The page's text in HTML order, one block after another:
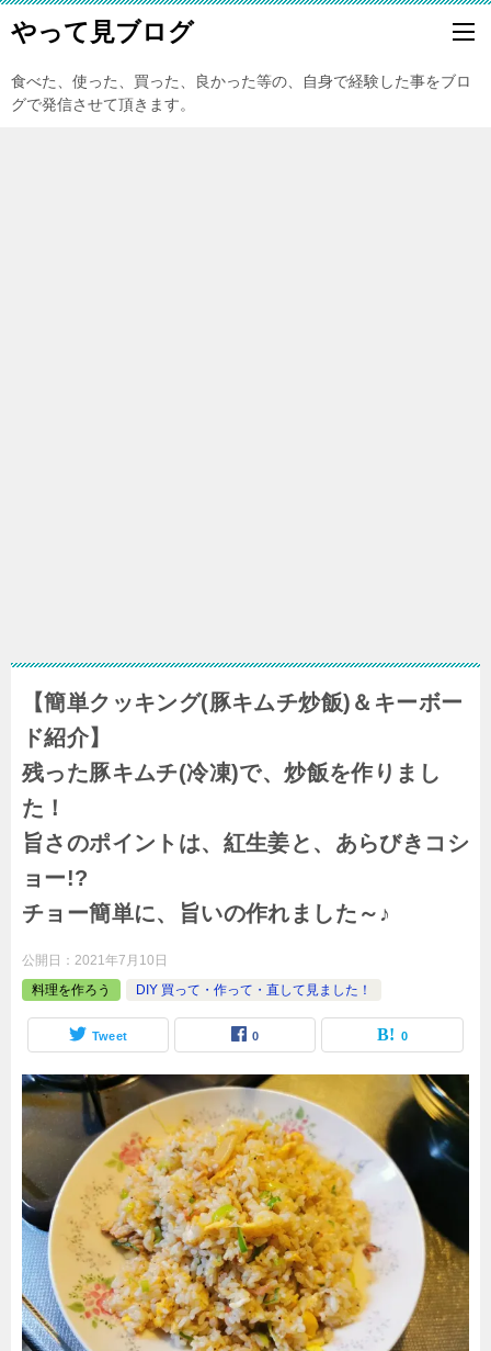
やって見ブログ
食べた、使った、買った、良かった等の、自身で経験した事をブロ
グで発信させて頂きます。
【簡単クッキング(豚キムチ炒飯)＆キーボー
ド紹介】
残った豚キムチ(冷凍)で、炒飯を作りまし
た！
旨さのポイントは、紅生姜と、あらびきコシ
ョー!?
チョー簡単に、旨いの作れました～♪
公開日： 2021年7月10日
料理を作ろう
DIY 買って・作って・直して見ました！
Tweet 0 0